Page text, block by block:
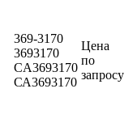
369-3170
3693170
CA3693170
СА3693170
Цена
по
запросу